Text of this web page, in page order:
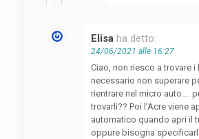
Elisa ha detto:
24/06/2021 alle 16:27
Ciao, non riesco a trovare i
necessario non superare
rientrare nel micro auto….
trovarli?? Poi l’Acre viene
automatico quando apri il
oppure bisogna